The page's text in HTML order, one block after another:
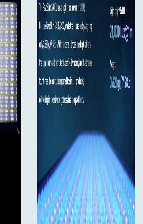
lyspanel x1
x1
x1
x1
(5m) x1
m) x1